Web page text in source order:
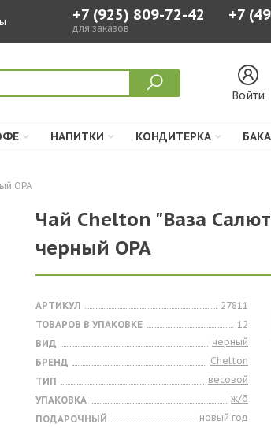
+7 (925) 809-72-42
для заказов
+7
Войти
НАПИТКИ КОНДИТЕРКА
ОРА
Чай Chelton "Ваза
черный ОРА
АРТИКУЛ
27811
ТОВАРОВ В УПАКОВКЕ
12
ВИД
черный
БРЕНД
Chelton
ТИП
весовой
УПАКОВКА
ж/б
ПОДАРОЧНЫЙ
новый год